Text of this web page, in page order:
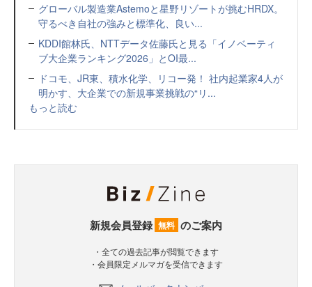
グローバル製造業Astemoと星野リゾートが挑むHRDX。
守るべき自社の強みと標準化、良い...
KDDI館林氏、NTTデータ佐藤氏と見る「イノベーティ
ブ大企業ランキング2026」とOI最...
ドコモ、JR東、積水化学、リコー発！ 社内起業家4人が
明かす、大企業での新規事業挑戦の“リ...
もっと読む
新規会員登録 無料 のご案内
・全ての過去記事が閲覧できます
・会員限定メルマガを受信できます